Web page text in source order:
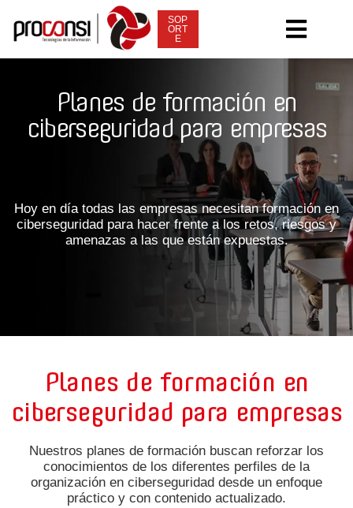
SOP
ORT
E
Planes de formación en
ciberseguridad para empresas
Hoy en día todas las empresas necesitanformación en
ciberseguridad para hacer frente a los retos, riesgos y
amenazas a las que están expuestas.
Planes de formación en
ciberseguridad para empresas
Nuestros planes de formación buscan reforzar los
conocimientos de los diferentes perfiles de la
organización en ciberseguridad desde un enfoque
práctico y con contenido actualizado.